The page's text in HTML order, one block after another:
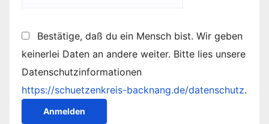
Bestätige, daß du ein Mensch bist. Wir geben
keinerlei Daten an andere weiter. Bitte lies unsere
Datenschutzinformationen
https://schuetzenkreis-backnang.de/datenschutz.